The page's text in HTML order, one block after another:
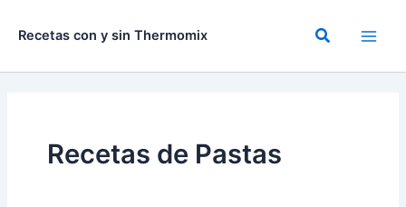
Recetas con y sin Thermomix Buscar
Recetas de Pastas